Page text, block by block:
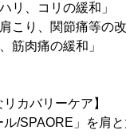
リ、コリの緩和」
こり、関節痛等の改
筋肉痛の緩和」
リカバリーケア】
ル/SPAORE」を肩